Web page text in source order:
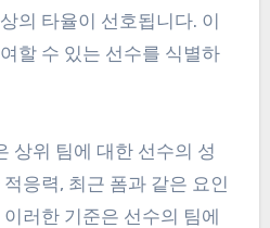
의 타율이 선호됩니다. 이
할 수 있는 선수를 식별하
상위 팀에 대한 선수의 성
응력, 최근 폼과 같은 요인
러한 기준은 선수의 팀에